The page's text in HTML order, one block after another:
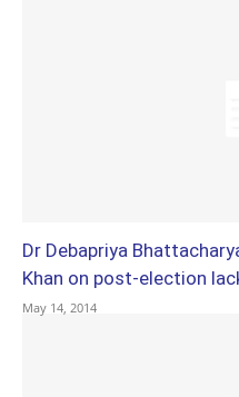
Dr Debapriya
Khan on post-election
May 14, 2014